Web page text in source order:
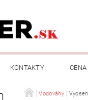
KONTAKTY
Vodováhy